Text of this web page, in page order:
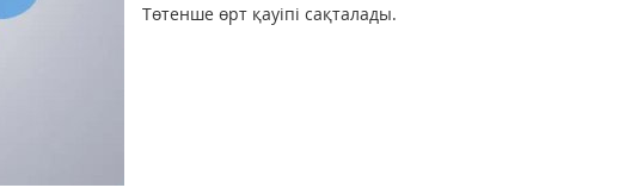
Төтенше өрт қауіпі сақталады.